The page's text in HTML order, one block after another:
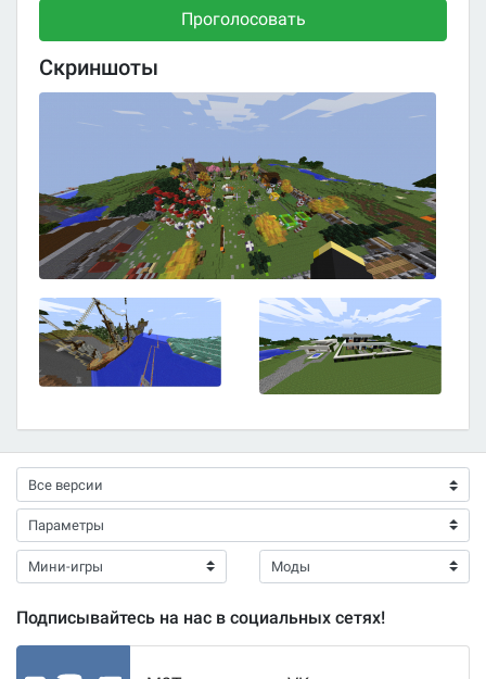
Проголосовать
Скриншоты
Подписывайтесь на нас в социальных сетях!